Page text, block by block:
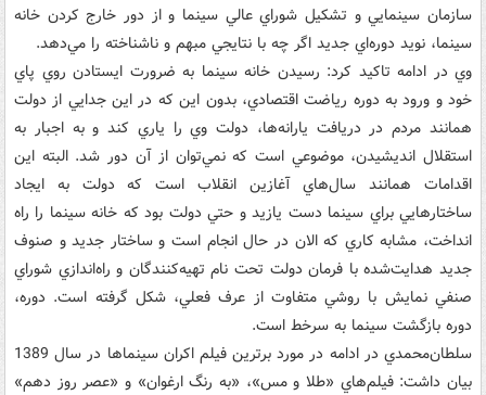
سازمان سينمايي و تشکيل شوراي عالي سينما و از دور خارج کردن خانه
سينما، نويد دوره‌‌اي جديد اگر چه با نتايجي مبهم و ناشناخته را مي‌دهد.
وي در ادامه تاکيد کرد: رسيدن خانه سينما به ضرورت ايستادن روي پاي
خود و ورود به دوره رياضت اقتصادي، بدون اين که در اين جدايي از دولت
همانند مردم در دريافت يارانه‌ها، دولت وي را ياري کند و به اجبار به
استقلال انديشيدن، موضوعي است که نمي‌توان از آن دور شد. البته اين
اقدامات همانند سال‌هاي آغازين انقلاب است که دولت به ايجاد
ساختارهايي براي سينما دست يازيد و حتي دولت بود که خانه سينما را راه
انداخت، مشابه کاري که الان در حال انجام است و ساختار جديد و صنوف
جديد هدايت‌شده با فرمان دولت تحت نام تهيه‌کنندگان و راه‌اندازي شوراي
صنفي نمايش با روشي متفاوت از عرف فعلي، شکل گرفته است. دوره،
دوره بازگشت سينما به سرخط است.
سلطان‌محمدي در ادامه در مورد برترين فيلم اکران سينماها در سال 1389
بيان داشت: فيلم‌هاي «طلا و مس»، «به رنگ ارغوان» و «عصر روز دهم»